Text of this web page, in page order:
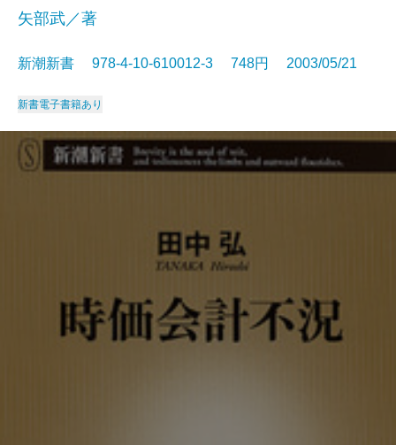
矢部武／著
新潮新書 978-4-10-610012-3 748円 2003/05/21
新書電子書籍あり